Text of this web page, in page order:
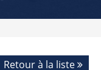
Retour à la liste